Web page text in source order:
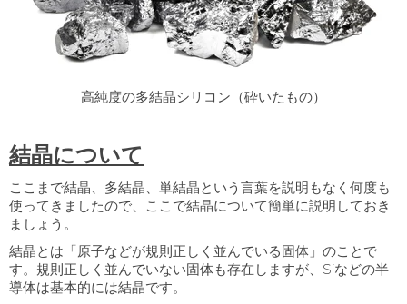
高純度の多結晶シリコン（砕いたもの）
結晶について
ここまで結晶、多結晶、単結晶という言葉を説明もなく何度も
使ってきましたので、ここで結晶について簡単に説明しておき
ましょう。
結晶とは「原子などが規則正しく並んでいる固体」のことで
す。規則正しく並んでいない固体も存在しますが、 Siなどの半
導体は基本的には結晶です。